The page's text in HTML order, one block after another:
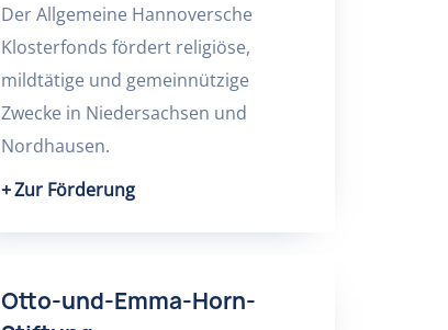
Der Allgemeine Hannoversche
Klosterfonds fördert religiöse,
mildtätige und gemeinnützige
Zwecke in Niedersachsen und
Nordhausen.
Zur Förderung
Otto-und-Emma-Horn-